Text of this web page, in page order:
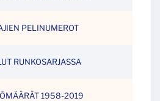
PELINUMEROT
RUNKOSARJASSA
1958-2019